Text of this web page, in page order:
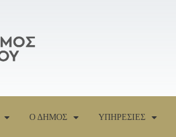
Ο ΔΗΜΟΣ ΥΠΗΡΕΣΙΕΣ